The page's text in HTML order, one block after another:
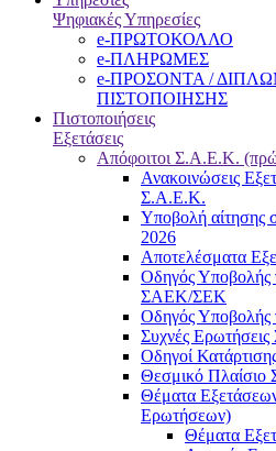
Ψηφιακές Υπηρεσίες
e-ΠΡΩΤΟΚΟΛΛΟ
e-ΠΛΗΡΩΜΕΣ
e-ΠΡΟΣΟΝΤΑ /
ΠΙΣΤΟΠΟΙΗΣΗΣ
Πιστοποιήσεις
Εξετάσεις
Απόφοιτοι Σ.Α.Ε.Κ.
Ανακοινώσεις
Σ.Α.Ε.Κ.
Υποβολή αίτησης
2026
Αποτελέσματα
Οδηγός Υποβολής
ΣΑΕΚ/ΣΕΚ
Οδηγός Υποβολής
Συχνές
Οδηγοί
Θεσμικό
Θέματα
Ερωτήσεων)
Θέματα